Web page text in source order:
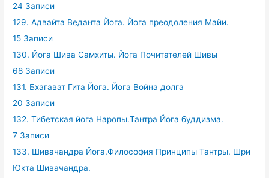
24 Записи
129. Адвайта Веданта Йога. Йога преодоления Майи.
15 Записи
130. Йога Шива Самхиты. Йога Почитателей Шивы
68 Записи
131. Бхагават Гита Йога. Йога Война долга
20 Записи
132. Тибетская йога Наропы.Тантра Йога буддизма.
7 Записи
133. Шивачандра Йога.Философия Принципы Тантры. Шри
Юкта Шивачандра.